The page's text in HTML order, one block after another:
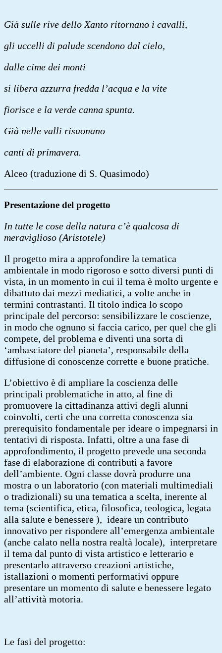
Già sulle rive dello Xanto ritornano i cavalli,
gli uccelli di palude scendono dal cielo,
dalle cime dei monti
si libera azzurra fredda l’acqua e la vite
fiorisce e la verde canna spunta.
Già nelle valli risuonano
canti di primavera.
Alceo (traduzione di S. Quasimodo)
Presentazione del progetto
In tutte le cose della natura c’è qualcosa di
meraviglioso (Aristotele)
Il progetto mira a approfondire la tematica
ambientale in modo rigoroso e sotto diversi punti di
vista, in un momento in cui il tema è molto urgente e
dibattuto dai mezzi mediatici, a volte anche in
termini contrastanti. Il titolo indica lo scopo
principale del percorso: sensibilizzare le coscienze,
in modo che ognuno si faccia carico, per quel che gli
compete, del problema e diventi una sorta di
‘ambasciatore del pianeta’, responsabile della
diffusione di conoscenze corrette e buone pratiche.
L’obiettivo è di ampliare la coscienza delle
principali problematiche in atto, al fine di
promuovere la cittadinanza attivi degli alunni
coinvolti, certi che una corretta conoscenza sia
prerequisito fondamentale per ideare o impegnarsi in
tentativi di risposta. Infatti, oltre a una fase di
approfondimento, il progetto prevede una seconda
fase di elaborazione di contributi a favore
dell’ambiente. Ogni classe dovrà produrre una
mostra o un laboratorio (con materiali multimediali
o tradizionali) su una tematica a scelta, inerente al
tema (scientifica, etica, filosofica, teologica, legata
alla salute e benessere ), ideare un contributo
innovativo per rispondere all’emergenza ambientale
(anche calato nella nostra realtà locale), interpretare
il tema dal punto di vista artistico e letterario e
presentarlo attraverso creazioni artistiche,
istallazioni o momenti performativi oppure
presentare un momento di salute e benessere legato
all’attività motoria.
Le fasi del progetto: